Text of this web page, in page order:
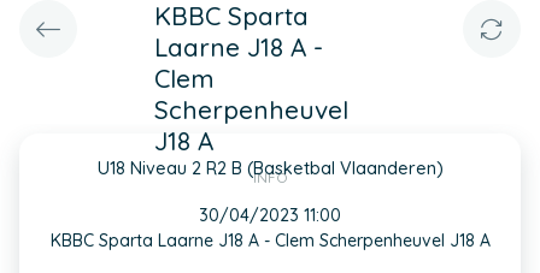
KBBC Sparta
Laarne J18 A -
Clem
Scherpenheuvel
J18 A
U18 Niveau 2 R2 B (Basketbal Vlaanderen)
INFO
30/04/2023 11:00
KBBC Sparta Laarne J18 A - Clem Scherpenheuvel J18 A